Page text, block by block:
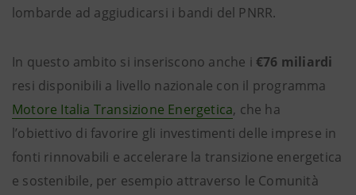
lombarde ad aggiudicarsi i bandi del PNRR.
In questo ambito si inseriscono anche i €76 miliardi
resi disponibili a livello nazionale con il programma
Motore Italia Transizione Energetica, che ha
l’obiettivo di favorire gli investimenti delle imprese in
fonti rinnovabili e accelerare la transizione energetica
e sostenibile, per esempio attraverso le Comunità